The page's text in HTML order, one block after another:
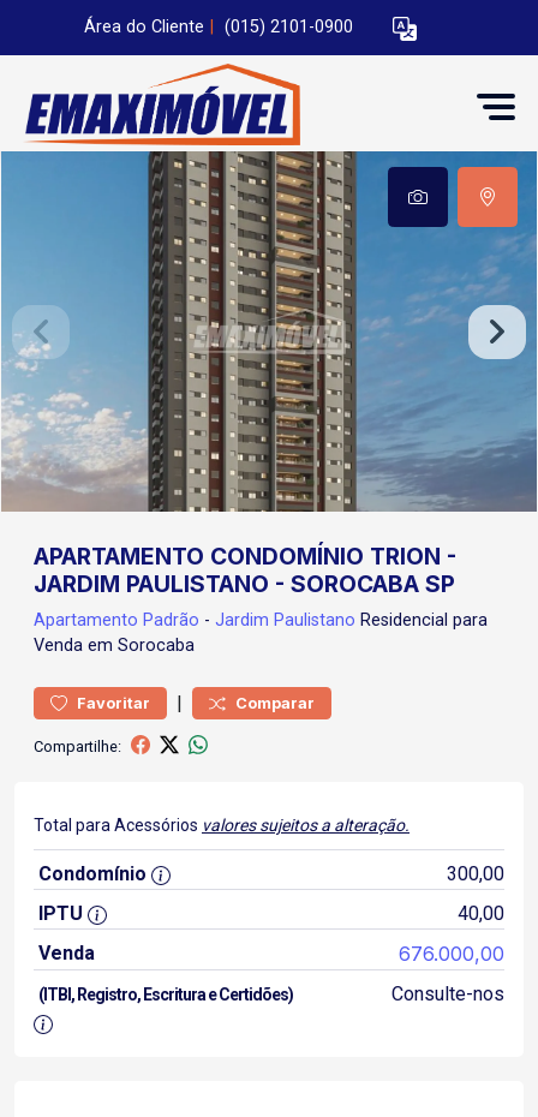
Área do Cliente (015) 2101-0900
APARTAMENTO CONDOMÍNIO TRION -
JARDIM PAULISTANO - SOROCABA SP
Apartamento Padrão - Jardim Paulistano Residencial para
Venda em Sorocaba
Favoritar | Comparar
Compartilhe:
Total para Acessórios valores sujeitos a alteração.
Condomínio
300,00
IPTU
40,00
Venda
676.000,00
(ITBI, Registro, Escritura e Certidões) Consulte-nos